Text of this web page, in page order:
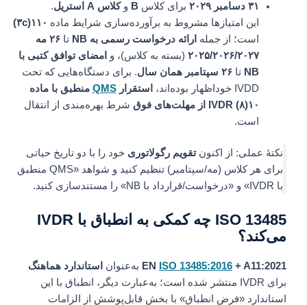
۳۱ دسامبر ۲۰۲۹
برای کلاس Bوکلاس A استریل
.
این امتیازها مشروط به برآورده‌سازی شرایط ماده۱۱۰(۳c)
است؛ از جملهارائه درخواست رسمی به NB تا
۲۶ مه
۲۰۲۵/۲۰۲۶/۲۰۲۷(بسته به کلاس)، وامضای توافق کتبی با
NBتا۲۶ سپتامبر همان سال
. برای دستگاه‌هایی که تحت
IVDD خوداظهار بوده‌اند،
استقرار QMSمنطبق با ماده
۱۰(۸) IVDR از مهلت‌های فوق
شرط بهره‌مندی از انتقال
است.
نکتهٔ عملی: از اکنونتقویم رگولاتوریخود را با دو تاریخ حیاتی
برای هر کلاس (مه/سپتامبر) تنظیم کنید و شواهد «QMS منطبق
با IVDR» و «درخواست/قرارداد با NB» را مستندسازی کنید.
ISO 13485 چه کمکی به انطباق با IVDR
می‌کند؟
ENISO 13485:2016+ A11:2021 به‌عنواناستاندارد هماهنگ
برای IVDR منتشر شده است؛ به‌عبارت دیگر، انطباق با این
استاندارد «فرض انطباق» با بخش قابل‌پوشش از الزامات